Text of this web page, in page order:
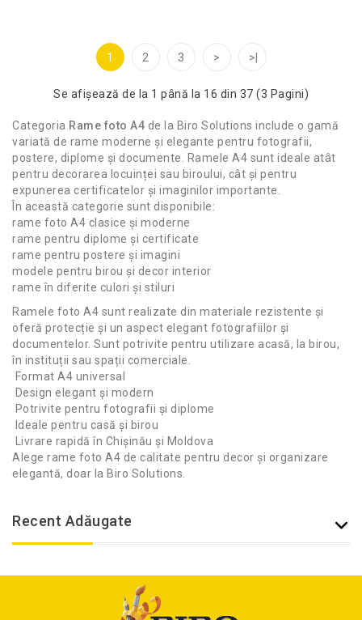
1 2 3 > >|
Se afişează de la 1 până la 16 din 37 (3 Pagini)
Categoria Rame foto A4 de la Biro Solutions include o gamă
variată de rame moderne și elegante pentru fotografii,
postere, diplome și documente. Ramele A4 sunt ideale atât
pentru decorarea locuinței sau biroului, cât și pentru
expunerea certificatelor și imaginilor importante.
În această categorie sunt disponibile:
rame foto A4 clasice și moderne
rame pentru diplome și certificate
rame pentru postere și imagini
modele pentru birou și decor interior
rame în diferite culori și stiluri
Ramele foto A4 sunt realizate din materiale rezistente și
oferă protecție și un aspect elegant fotografiilor și
documentelor. Sunt potrivite pentru utilizare acasă, la birou,
în instituții sau spații comerciale.
Format A4 universal
Design elegant și modern
Potrivite pentru fotografii și diplome
Ideale pentru casă și birou
Livrare rapidă în Chișinău și Moldova
Alege rame foto A4 de calitate pentru decor și organizare
elegantă, doar la Biro Solutions.
Recent Adăugate